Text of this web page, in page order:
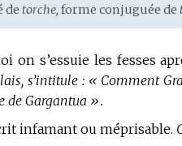
detorche, forme conjuguée de
on s’essuie les fesses
s’intitule : « Comment
de Gargantua ».
infamant ou méprisable.